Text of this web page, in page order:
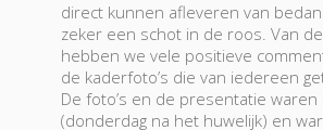
direct kunnen afleveren van
zeker een schot in de roos. Van
hebben we vele positieve
de kaderfoto’s die van iedereen
De foto’s en de presentatie
(donderdag na het huwelijk) en